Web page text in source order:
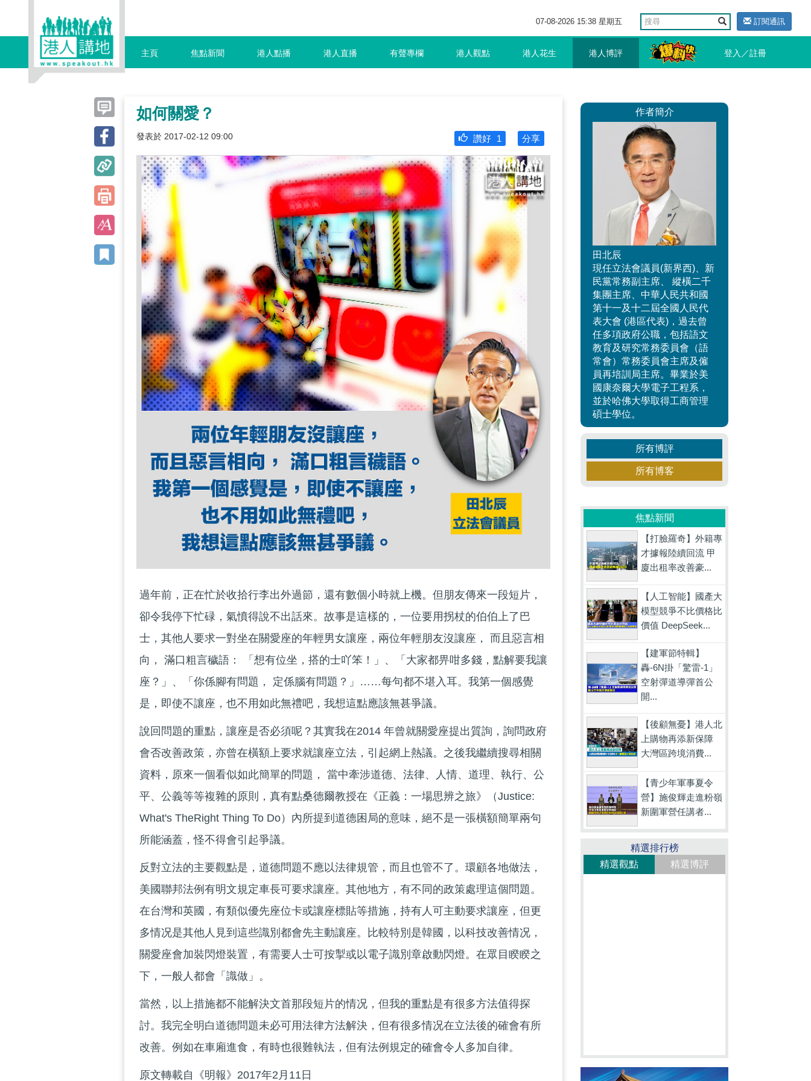
07-08-2026 15:38 星期五 訂閱通訊
主頁 焦點新聞 港人點播 港人直播 有聲專欄 港人觀點 港人花生 港人博評 登入／註冊
如何關愛？
發表於 2017-02-12 09:00 分享
讚好 1
過年前，正在忙於收拾行李出外過節，還有數個小時就上機。但朋友傳來一段短片，
卻令我停下忙碌，氣憤得說不出話來。故事是這樣的，一位要用拐杖的伯伯上了巴
士，其他人要求一對坐在關愛座的年輕男女讓座，兩位年輕朋友沒讓座， 而且惡言相
向， 滿口粗言穢語： 「想有位坐，搭的士吖笨！」、「大家都畀咁多錢，點解要我讓
座？」、「你係腳有問題， 定係腦有問題？」……每句都不堪入耳。我第一個感覺
是，即使不讓座，也不用如此無禮吧，我想這點應該無甚爭議。
說回問題的重點，讓座是否必須呢？其實我在2014 年曾就關愛座提出質詢，詢問政府
會否改善政策，亦曾在橫額上要求就讓座立法，引起網上熱議。之後我繼續搜尋相關
資料，原來一個看似如此簡單的問題， 當中牽涉道德、法律、人情、道理、執行、公
平、公義等等複雜的原則，真有點桑德爾教授在《正義：一場思辨之旅》（Justice:
What's TheRight Thing To Do）內所提到道德困局的意味，絕不是一張橫額簡單兩句
所能涵蓋，怪不得會引起爭議。
反對立法的主要觀點是，道德問題不應以法律規管，而且也管不了。環顧各地做法，
美國聯邦法例有明文規定車長可要求讓座。其他地方，有不同的政策處理這個問題。
在台灣和英國，有類似優先座位卡或讓座標貼等措施，持有人可主動要求讓座，但更
多情况是其他人見到這些識別都會先主動讓座。比較特別是韓國，以科技改善情况，
關愛座會加裝閃燈裝置，有需要人士可按掣或以電子識別章啟動閃燈。在眾目睽睽之
下，一般人都會「識做」。
當然，以上措施都不能解決文首那段短片的情况，但我的重點是有很多方法值得探
討。我完全明白道德問題未必可用法律方法解決，但有很多情况在立法後的確會有所
改善。例如在車廂進食，有時也很難執法，但有法例規定的確會令人多加自律。
原文轉載自《明報》2017年2月11日
作者簡介
田北辰
現任立法會議員(新界西)、新
民黨常務副主席、 縱橫二千
集團主席、中華人民共和國
第十一及十二屆全國人民代
表大會 (港區代表)，過去曾
任多項政府公職，包括語文
教育及研究常務委員會（語
常會）常務委員會主席及僱
員再培訓局主席。畢業於美
國康奈爾大學電子工程系，
並於哈佛大學取得工商管理
碩士學位。
所有博評
所有博客
焦點新聞
【打臉羅奇】外籍專
才據報陸續回流 甲
廈出租率改善豪...
【人工智能】國產大
模型競爭不比價格比
價值 DeepSeek...
【建軍節特輯】
轟-6N掛「驚雷-1」
空射彈道導彈首公
開...
【後顧無憂】港人北
上購物再添新保障
大灣區跨境消費...
【青少年軍事夏令
營】施俊輝走進粉嶺
新圍軍營任講者...
精選排行榜
精選觀點
精選博評